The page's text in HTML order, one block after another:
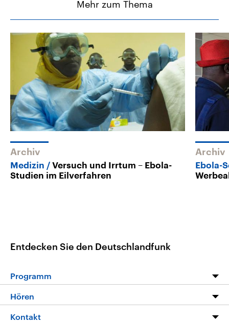
Mehr zum Thema
Archiv
Medizin
Versuch und Irrtum – Ebola-
Studien im Eilverfahren
Archiv
Ebola-
Entdecken Sie den Deutschlandfunk
Programm
Programm
Hören
Livestream
Kontakt